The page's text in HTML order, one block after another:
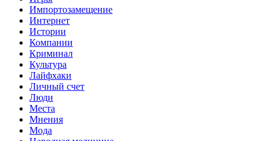
Импортозамещение
Интернет
Истории
Компании
Криминал
Культура
Лайфхаки
Личный счет
Люди
Места
Мнения
Мода